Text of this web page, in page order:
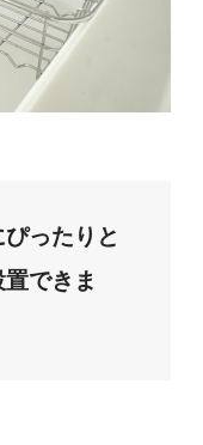
ったりと
できま